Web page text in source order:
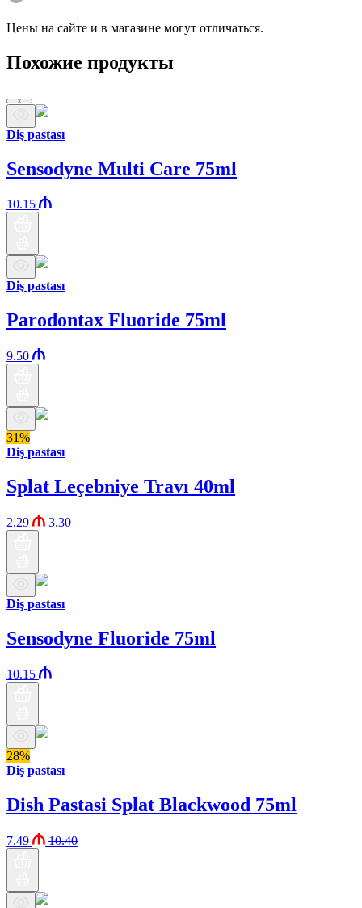
Цены на сайте и в магазине могут отличаться.
Похожие продукты
Diş pastası
Sensodyne Multi Care 75ml
10.15
Diş pastası
Parodontax Fluoride 75ml
9.50
31%
Diş pastası
Splat Leçebniye Travı 40ml
2.29 3.30
Diş pastası
Sensodyne Fluoride 75ml
10.15
28%
Diş pastası
Dish Pastasi Splat Blackwood 75ml
7.49 10.40